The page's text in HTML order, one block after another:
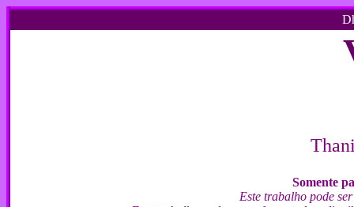
Somente
Este trabalho pode